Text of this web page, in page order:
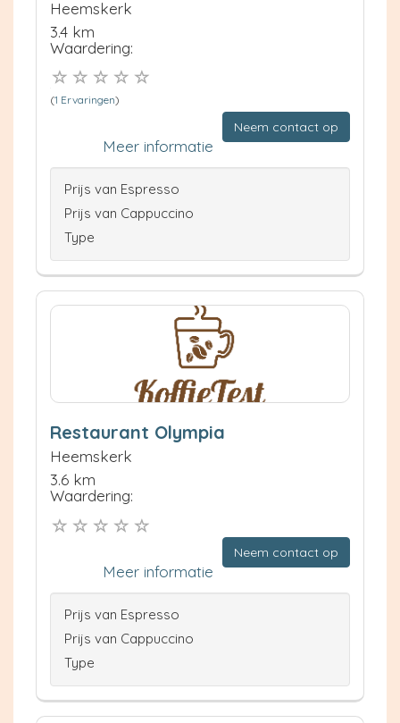
Heemskerk
3.4 km
Waardering:
(1 Ervaringen)
Neem contact op
Meer informatie
Prijs van Espresso
Prijs van Cappuccino
Type
Restaurant Olympia
Heemskerk
3.6 km
Waardering:
Neem contact op
Meer informatie
Prijs van Espresso
Prijs van Cappuccino
Type